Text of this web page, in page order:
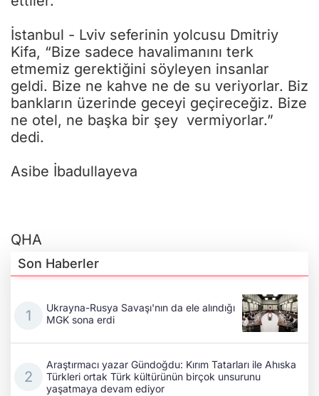
İstanbul - Lviv seferinin yolcusu Dmitriy
Kifa, “Bize sadece havalimanını terk
etmemiz gerektiğini söyleyen insanlar
geldi. Bize ne kahve ne de su veriyorlar. Biz
bankların üzerinde geceyi geçireceğiz. Bize
ne otel, ne başka bir şey vermiyorlar.”
dedi.
Asibe İbadullayeva
QHA
Son Haberler
Ukrayna-Rusya Savaşı'nın da ele alındığı
MGK sona erdi
Araştırmacı yazar Gündoğdu: Kırım Tatarları ile Ahıska
Türkleri ortak Türk kültürünün birçok unsurunu
yaşatmaya devam ediyor